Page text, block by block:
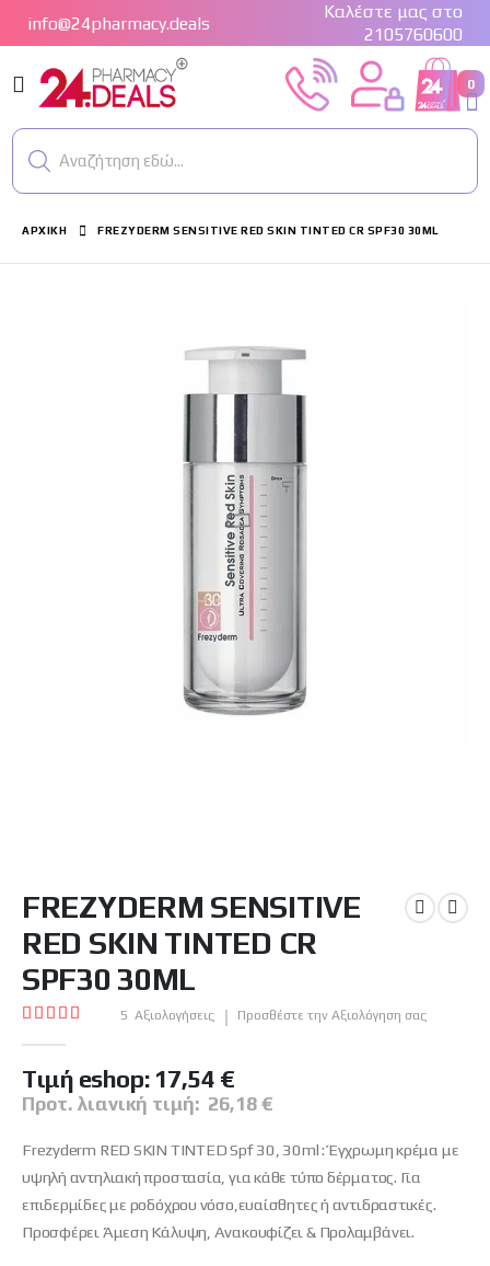
info@24pharmacy.deals
Καλέστε μας στο
2105760600
Εναλλαγή
Πλοήγησης
Cart
0
Αναζήτηση εδώ...
ΑΡΧΙΚΉ FREZYDERM SENSITIVE RED SKIN TINTED CR SPF30 30ML
στην
της
συλλογής
εικόνων
FREZYDERM SENSITIVE
RED SKIN TINTED CR
SPF30 30ML
Βαθμολογία:
5 Αξιολογήσεις Προσθέστε την Αξιολόγηση σας
Tιμή eshop: 17,54 €
Προτ. λιανική τιμή: 26,18 €
Frezyderm RED SKIN TINTED Spf 30, 30ml : Έγχρωμη κρέμα με
υψηλή αντηλιακή προστασία, για κάθε τύπο δέρματος. Για
επιδερμίδες με ροδόχρου νόσο,ευαίσθητες ή αντιδραστικές.
Προσφέρει Άμεση Κάλυψη, Ανακουφίζει & Προλαμβάνει.